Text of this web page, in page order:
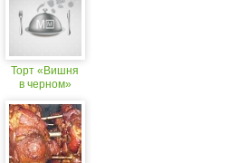
Торт «Вишня
в черном»